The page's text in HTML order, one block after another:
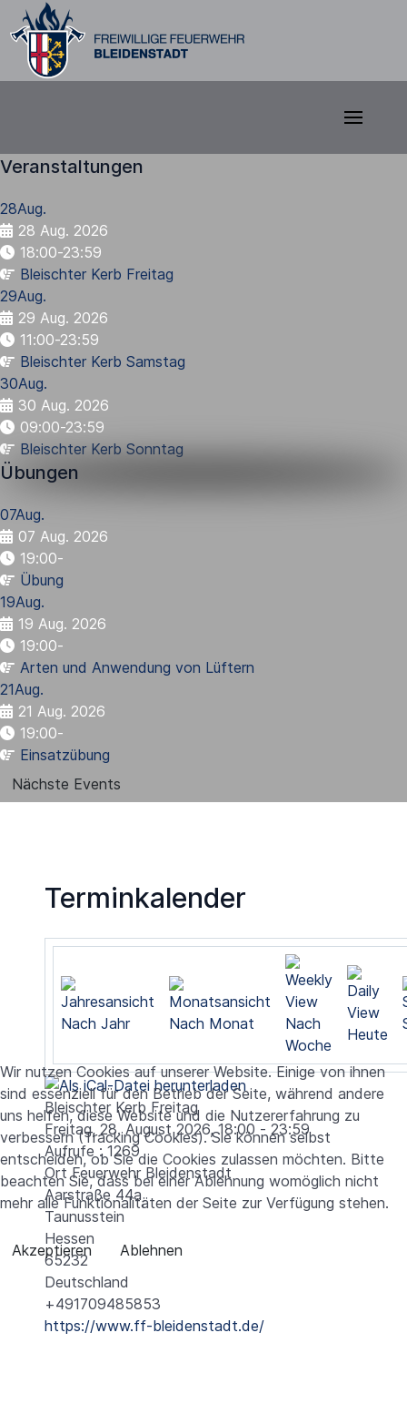
Veranstaltungen
28Aug.
28 Aug. 2026
18:00-23:59
Bleischter Kerb Freitag
29Aug.
29 Aug. 2026
11:00-23:59
Bleischter Kerb Samstag
30Aug.
30 Aug. 2026
09:00-23:59
Bleischter Kerb Sonntag
Übungen
07Aug.
07 Aug. 2026
19:00-
Übung
19Aug.
19 Aug. 2026
19:00-
Arten und Anwendung von Lüftern
21Aug.
21 Aug. 2026
19:00-
Einsatzübung
Nächste Events
Terminkalender
Nach Jahr Nach Monat
Nach
Woche
Heute
Bleischter Kerb Freitag
Freitag, 28. August 2026, 18:00 - 23:59
Aufrufe : 1269
OrtFeuerwehr Bleidenstadt
Aarstraße 44a
Taunusstein
Hessen
65232
Deutschland
+491709485853
https://www.ff-bleidenstadt.de/
Wir nutzen Cookies auf unserer Website. Einige von ihnen
sind essenziell für den Betrieb der Seite, während andere
uns helfen, diese Website und die Nutzererfahrung zu
verbessern (Tracking Cookies). Sie können selbst
entscheiden, ob Sie die Cookies zulassen möchten. Bitte
beachten Sie, dass bei einer Ablehnung womöglich nicht
mehr alle Funktionalitäten der Seite zur Verfügung stehen.
Akzeptieren Ablehnen